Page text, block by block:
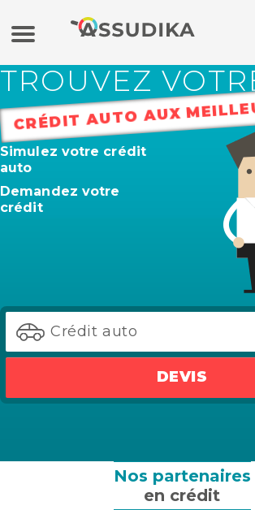
Assurance auto
Assurance moto
Banque en ligne / Epargne
Assurance emprunteur
Assurance professionnelle
TROUVEZ
CRÉDIT AUTO AUX
Simulez votre crédit
auto
Demandez votre
crédit
Crédit auto
DEVIS
Nos partenaires
en crédit